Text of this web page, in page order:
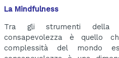
La Mindfulness
Tra gli strumenti della
consapevolezza è quello
complessità del mondo